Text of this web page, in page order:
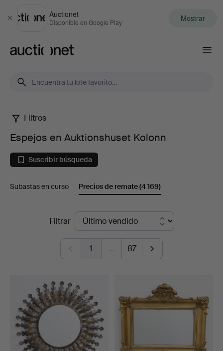
Cerrar
Auctionet
Disponible en Google Play Mostrar
Espejos
en
Auktionshuset
Kolonn
Filtros
Espejos en Auktionshuset Kolonn
Suscribir búsqueda
Subastas en curso Precios de remate(4 169)
Filtrar
1 … 87